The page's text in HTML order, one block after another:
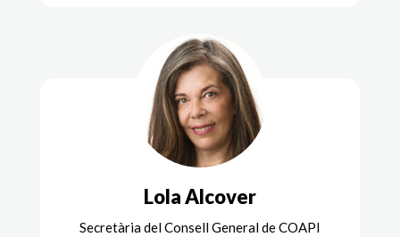
Lola Alcover
Secretària del Consell General de COAPI